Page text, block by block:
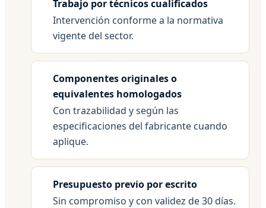
Trabajo por técnicos cualificados
Intervención conforme a la normativa
vigente del sector.
Componentes originales o
equivalentes homologados
Con trazabilidad y según las
especificaciones del fabricante cuando
aplique.
Presupuesto previo por escrito
Sin compromiso y con validez de 30 días.